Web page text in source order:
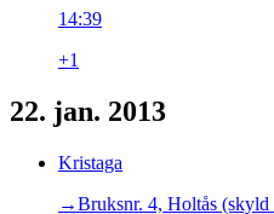
14:39
+1
22. jan. 2013
Kristaga